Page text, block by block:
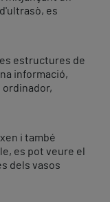
es
estructures de
informació,
ordinador,
i també
es pot veure el
dels vasos